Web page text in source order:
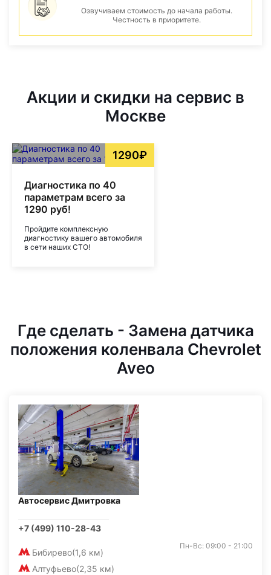
Озвучиваем стоимость до начала работы.
Честность в приоритете.
Акции и скидки на сервис в
Москве
1290₽
Диагностика по 40
параметрам всего за
1290 руб!
Пройдите комплексную
диагностику вашего автомобиля
в сети наших СТО!
Где сделать - Замена датчика
положения коленвала Chevrolet
Aveo
Автосервис Дмитровка
+7 (499) 110-28-43
Бибирево(1,6 км)
Алтуфьево(2,35 км)
Пн-Вс: 09:00 - 21:00